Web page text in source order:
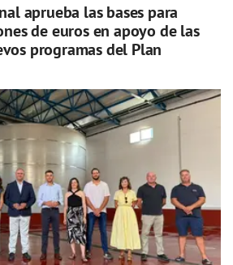
aprueba las bases para
de euros en apoyo de las
programas del Plan